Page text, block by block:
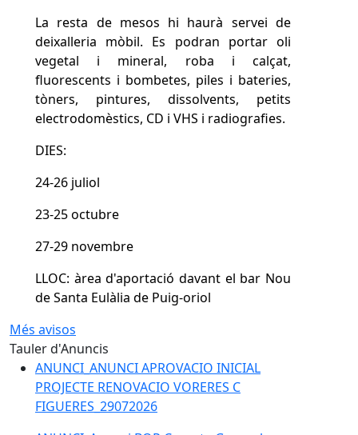
fluorescents i bombetes, piles i bateries,
tòners, pintures, dissolvents, petits
electrodomèstics, CD i VHS i radiografies.
DIES:
27-29 novembre
de Santa Eulàlia de Puig-oriol
Més avisos
Tauler d'Anuncis
PROJECTE RENOVACIO VORERES C
FIGUERES_29072026
ANUNCI_Anunci BOP Compte General
2025_31072026